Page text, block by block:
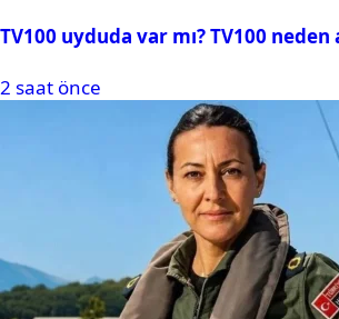
TV100 uyduda var mı? TV100 neden
2 saat önce